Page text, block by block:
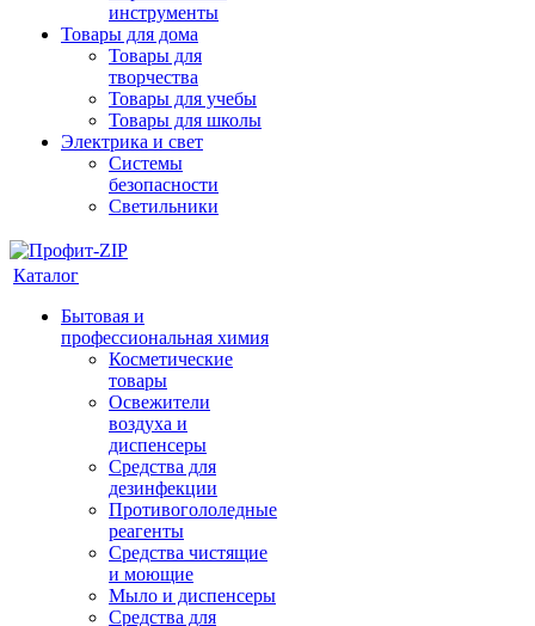
инструменты
Товары для дома
Товары для
творчества
Товары для учебы
Товары для школы
Электрика и свет
Системы
безопасности
Светильники
Каталог
Бытовая и
профессиональная химия
Косметические
товары
Освежители
воздуха и
диспенсеры
Средства для
дезинфекции
Противогололедные
реагенты
Средства чистящие
и моющие
Мыло и диспенсеры
Средства для